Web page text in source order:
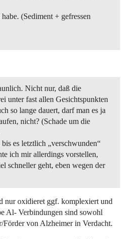
(Sediment + gefressen
Nicht nur, daß die
unter fast allen Gesichtspunkten
so lange dauert, darf man es ja
nicht? (Schade um die
es letztlich „verschwunden“
ich mir allerdings vorstellen,
schneller geht, eben wegen der
nur oxidieret ggf. komplexiert und
Al- Verbindungen sind sowohl
Förder von Alzheimer in Verdacht.